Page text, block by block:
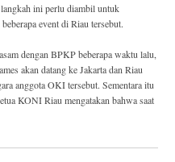
ini perlu diambil untuk
event di Riau tersebut.
dengan BPKP beberapa waktu lalu,
akan datang ke Jakarta dan Riau
anggota OKI tersebut. Sementara itu
KONI Riau mengatakan bahwa saat